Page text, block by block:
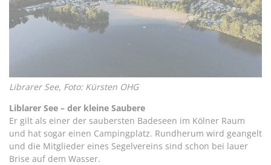
Librarer See, Foto: Kürsten OHG
Liblarer See – der kleine Saubere
Er gilt als einer der saubersten Badeseen im Kölner Raum
und hat sogar einen Campingplatz. Rundherum wird geangelt
und die Mitglieder eines Segelvereins sind schon bei lauer
Brise auf dem Wasser.